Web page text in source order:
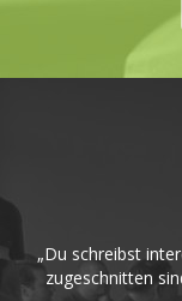
„Du schreibst
zugeschnitten